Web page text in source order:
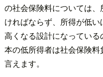
の社会保険料については
ければならず、所得が低
高くなる設計になってい
本の低所得者は社会保険
言えます。